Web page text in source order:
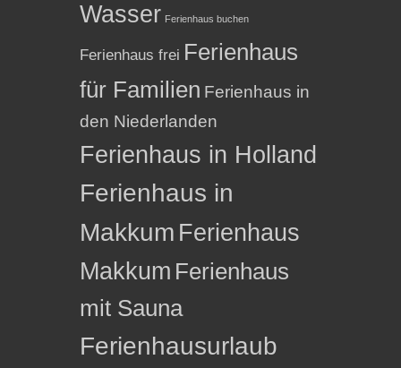
Wasser Ferienhaus buchen
Ferienhaus frei Ferienhaus
für Familien Ferienhaus in
den Niederlanden
Ferienhaus in Holland
Ferienhaus in
Makkum Ferienhaus
Makkum Ferienhaus
mit Sauna
Ferienhausurlaub